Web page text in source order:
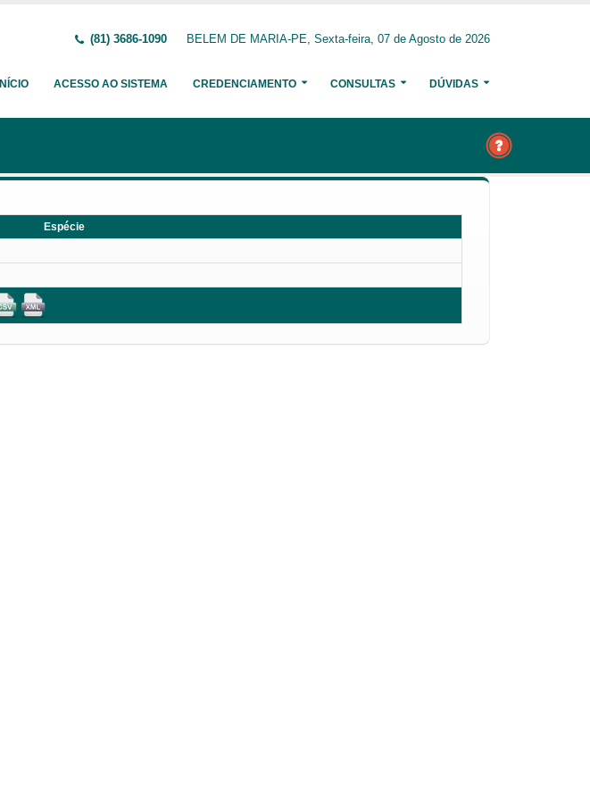
(81) 3686-1090 BELEM DE MARIA-PE, Sexta-feira, 07 de Agosto de 2026
INÍCIO ACESSO AO SISTEMA CREDENCIAMENTO CONSULTAS DÚVIDAS
Espécie